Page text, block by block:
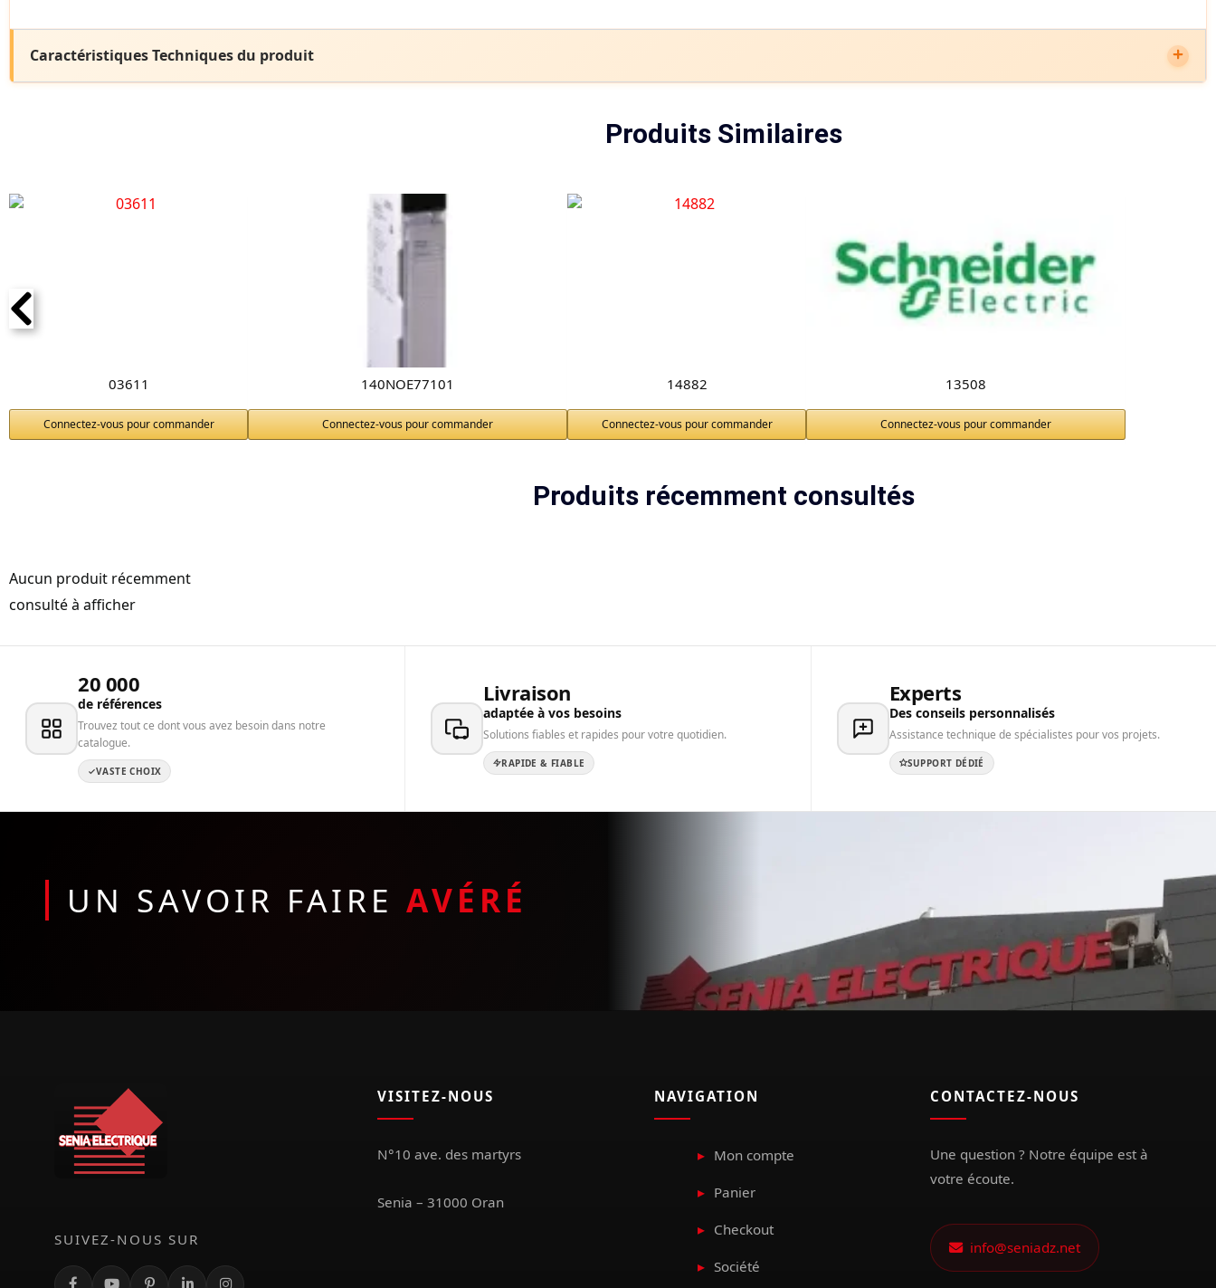
Caractéristiques Techniques du produit
Produits Similaires
03611
Connectez-vous pour commander
140NOE77101
Connectez-vous pour commander
14882
Connectez-vous pour commander
13508
Connectez-vous pour commander
Produits récemment consultés
Aucun produit récemment
consulté à afficher
20 000
de références
Trouvez tout ce dont vous avez besoin dans notre
catalogue.
VASTE CHOIX
Livraison
adaptée à vos besoins
Solutions fiables et rapides pour votre quotidien.
RAPIDE & FIABLE
Experts
Des conseils personnalisés
Assistance technique de spécialistes pour vos projets.
SUPPORT DÉDIÉ
UN SAVOIR FAIRE AVÉRÉ
SUIVEZ-NOUS SUR
VISITEZ-NOUS
N°10 ave. des martyrs
Senia – 31000 Oran
NAVIGATION
Mon compte
Panier
Checkout
Société
CONTACTEZ-NOUS
Une question ? Notre équipe est à
votre écoute.
info@seniadz.net